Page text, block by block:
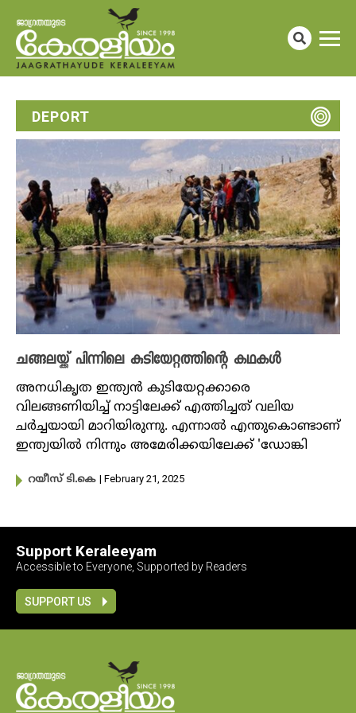
DEPORT
ചങ്ങലയ്ക്ക് പിന്നിലെ കുടിയേറ്റത്തിന്റെ കഥകൾ
അനധികൃത ഇന്ത്യൻ കുടിയേറ്റക്കാരെ
വിലങ്ങണിയിച്ച്‌ നാട്ടിലേക്ക് എത്തിച്ചത് വലിയ
ചർച്ചയായി മാറിയിരുന്നു. എന്നാൽ എന്തുകൊണ്ടാണ്
ഇന്ത്യയിൽ നിന്നും അമേരിക്കയിലേക്ക് 'ഡോങ്കി
റയീസ് ടി.കെ | February 21, 2025
Support Keraleeyam
Accessible to Everyone, Supported by Readers
SUPPORT US